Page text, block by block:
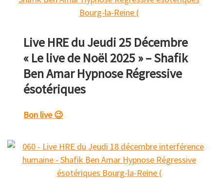
Live HRE du Jeudi 25 Décembre
« Le live de Noël 2025 » – Shafik
Ben Amar Hypnose Régressive
ésotériques
Bon live 😉